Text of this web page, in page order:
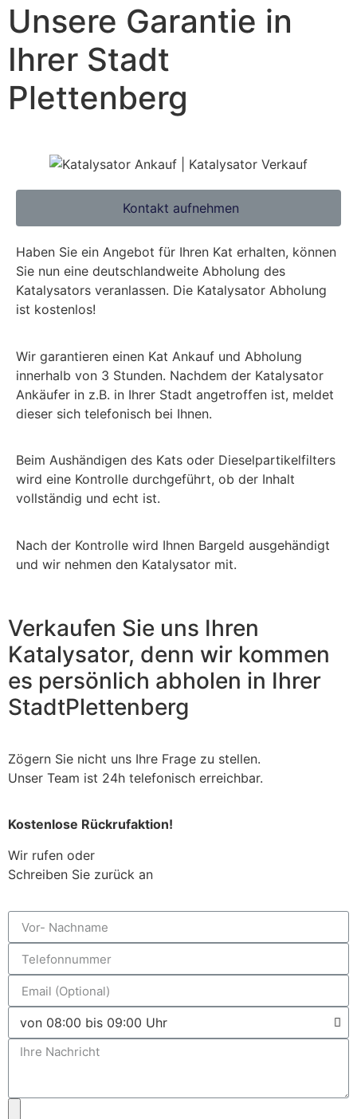
Unsere Garantie in
Ihrer Stadt
Plettenberg
Kontakt aufnehmen
Haben Sie ein Angebot für Ihren Kat erhalten, können
Sie nun eine deutschlandweite Abholung des
Katalysators veranlassen. Die Katalysator Abholung
ist kostenlos!
Wir garantieren einen Kat Ankauf und Abholung
innerhalb von 3 Stunden. Nachdem der Katalysator
Ankäufer in z.B. in Ihrer Stadt angetroffen ist, meldet
dieser sich telefonisch bei Ihnen.
Beim Aushändigen des Kats oder Dieselpartikelfilters
wird eine Kontrolle durchgeführt, ob der Inhalt
vollständig und echt ist.
Nach der Kontrolle wird Ihnen Bargeld ausgehändigt
und wir nehmen den Katalysator mit.
Verkaufen Sie uns Ihren
Katalysator, denn wir kommen
es persönlich abholen in Ihrer
StadtPlettenberg
Zögern Sie nicht uns Ihre Frage zu stellen.
Unser Team ist 24h telefonisch erreichbar.
Kostenlose Rückrufaktion!
Wir rufen oder
Schreiben Sie zurück an